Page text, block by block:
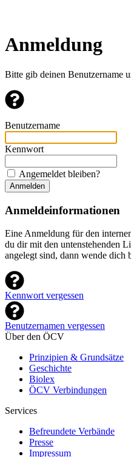
Anmeldung
Bitte gib deinen Benutzername
Benutzername
Kennwort
Angemeldet bleiben?
Anmelden
Anmeldeinformationen
Eine Anmeldung für den
du dir mit den untenstehenden
angelegt sind, dann wende dich
Kennwort vergessen
Benutzernamen vergessen
Über den ÖCV
Prinzipien & Grundsätze
Geschichte
Biolex
ÖCV Verbindungen
Services
Befreundete Verbände
Presse
Impressum